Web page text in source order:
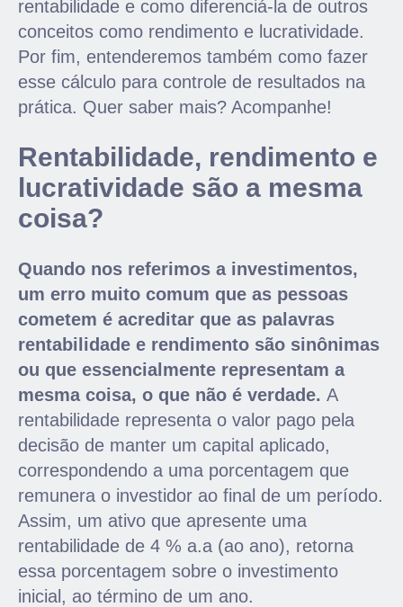
rentabilidade e como diferenciá-la de outros
conceitos como rendimento e lucratividade.
Por fim, entenderemos também como fazer
esse cálculo para controle de resultados na
prática. Quer saber mais? Acompanhe!
Rentabilidade, rendimento e
lucratividade são a mesma
coisa?
Quando nos referimos a investimentos,
um erro muito comum que as pessoas
cometem é acreditar que as palavras
rentabilidade e rendimento são sinônimas
ou que essencialmente representam a
mesma coisa, o que não é verdade. A
rentabilidade representa o valor pago pela
decisão de manter um capital aplicado,
correspondendo a uma porcentagem que
remunera o investidor ao final de um período.
Assim, um ativo que apresente uma
rentabilidade de 4 % a.a (ao ano), retorna
essa porcentagem sobre o investimento
inicial, ao término de um ano.